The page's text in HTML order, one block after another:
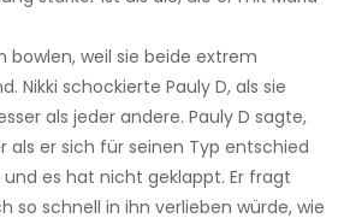
bowlen, weil sie beide extrem
Nikki schockierte Pauly D, als sie
als jeder andere. Pauly D sagte,
als er sich für seinen Typ entschied
es hat nicht geklappt. Er fragt
so schnell in ihn verlieben würde, wie